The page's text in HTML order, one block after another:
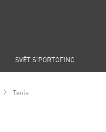
SVĚT S'PORTOFINO
Tenis